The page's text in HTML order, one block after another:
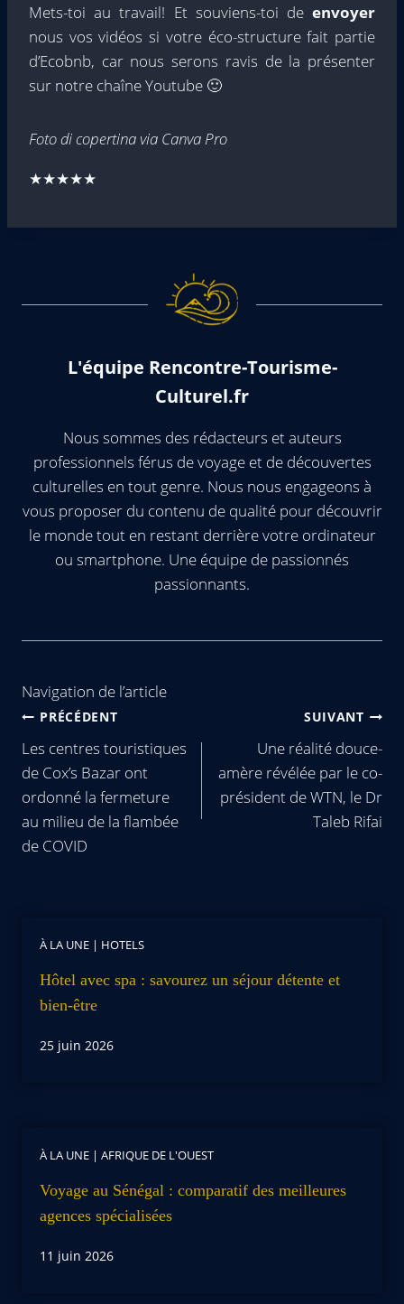
Mets-toi au travail! Et souviens-toi de envoyer
nous vos vidéos si votre éco-structure fait partie
d’Ecobnb, car nous serons ravis de la présenter
sur notre chaîne Youtube 🙂
Foto di copertina via Canva Pro
★★★★★
L'équipe Rencontre-Tourisme-
Culturel.fr
Nous sommes des rédacteurs et auteurs
professionnels férus de voyage et de découvertes
culturelles en tout genre. Nous nous engageons à
vous proposer du contenu de qualité pour découvrir
le monde tout en restant derrière votre ordinateur
ou smartphone. Une équipe de passionnés
passionnants.
Navigation de l’article
PRÉCÉDENT
Les centres touristiques
de Cox’s Bazar ont
ordonné la fermeture
au milieu de la flambée
de COVID
SUIVANT
Une réalité douce-
amère révélée par le co-
président de WTN, le Dr
Taleb Rifai
À LA UNE | HOTELS
Hôtel avec spa : savourez un séjour détente et
bien-être
25 juin 2026
À LA UNE | AFRIQUE DE L'OUEST
Voyage au Sénégal : comparatif des meilleures
agences spécialisées
11 juin 2026